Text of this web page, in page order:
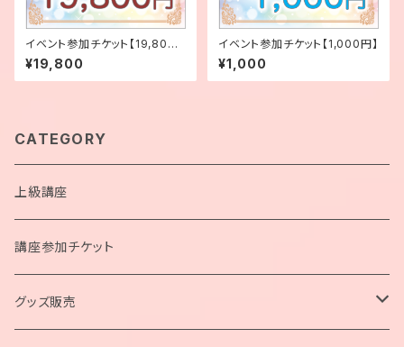
イベント参加チケット【19,800
円】
¥19,800
イベント参加チケット【1,000円】
¥1,000
CATEGORY
上級講座
講座参加チケット
グッズ販売